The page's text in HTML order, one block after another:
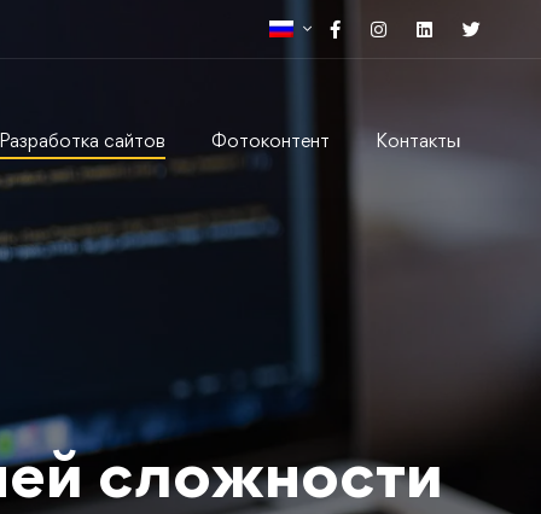
Разработка сайтов Фотоконтент Контакты
сложности